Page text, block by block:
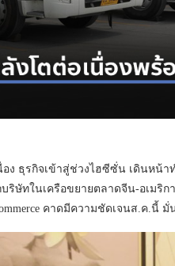
อง ธุรกิจเข้าสู่ช่วงไฮซีซั่น เดินหน้
ษัทในเครือขยายตลาดจีน-อเมริก
คาดมีความชัดเจนส.ค.นี้ มั่